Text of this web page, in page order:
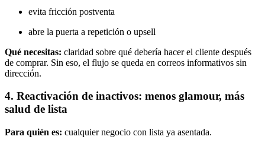
evita fricción postventa
abre la puerta a repetición o upsell
Qué necesitas: claridad sobre qué debería hacer el cliente después
de comprar. Sin eso, el flujo se queda en correos informativos sin
dirección.
4. Reactivación de inactivos: menos glamour, más
salud de lista
Para quién es: cualquier negocio con lista ya asentada.